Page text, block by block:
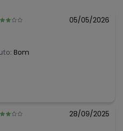
36% Poliéster 7%
é o menor oferecido em
tamanho disponível.
R$ 420
05/05/2026
Bom
28/09/2025